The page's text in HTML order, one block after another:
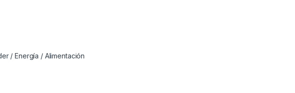
/ Energía / Alimentación